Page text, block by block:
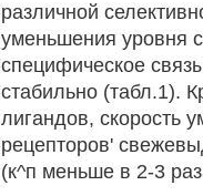
различной
уменьшения уровня
специфическое
стабильно (табл.1).
лигандов, скорость
рецепторов'
(к^п меньше в 2-3